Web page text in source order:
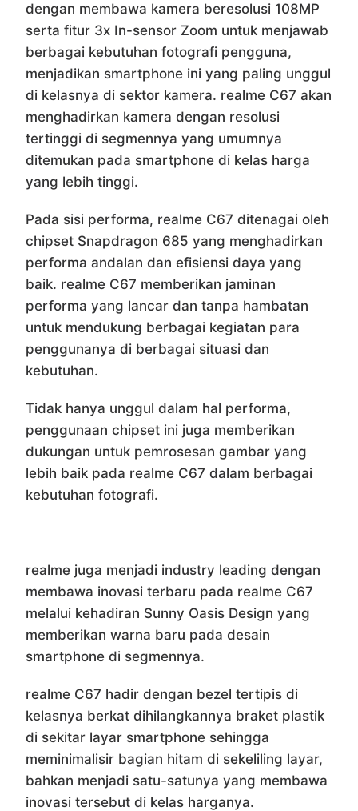
dengan membawa kamera beresolusi 108MP
serta fitur 3x In-sensor Zoom untuk menjawab
berbagai kebutuhan fotografi pengguna,
menjadikan smartphone ini yang paling unggul
di kelasnya di sektor kamera. realme C67 akan
menghadirkan kamera dengan resolusi
tertinggi di segmennya yang umumnya
ditemukan pada smartphone di kelas harga
yang lebih tinggi.
Pada sisi performa, realme C67 ditenagai oleh
chipset Snapdragon 685 yang menghadirkan
performa andalan dan efisiensi daya yang
baik. realme C67 memberikan jaminan
performa yang lancar dan tanpa hambatan
untuk mendukung berbagai kegiatan para
penggunanya di berbagai situasi dan
kebutuhan.
Tidak hanya unggul dalam hal performa,
penggunaan chipset ini juga memberikan
dukungan untuk pemrosesan gambar yang
lebih baik pada realme C67 dalam berbagai
kebutuhan fotografi.
realme juga menjadi industry leading dengan
membawa inovasi terbaru pada realme C67
melalui kehadiran Sunny Oasis Design yang
memberikan warna baru pada desain
smartphone di segmennya.
realme C67 hadir dengan bezel tertipis di
kelasnya berkat dihilangkannya braket plastik
di sekitar layar smartphone sehingga
meminimalisir bagian hitam di sekeliling layar,
bahkan menjadi satu-satunya yang membawa
inovasi tersebut di kelas harganya.